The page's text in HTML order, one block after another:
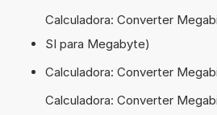
Calculadora: Converter
SI para Megabyte)
Calculadora: Converter
Calculadora: Converter